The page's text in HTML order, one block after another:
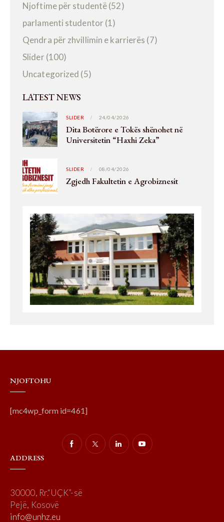
Njoftime për studentë(52)
parlamenti studentor (1)
Qendra për zhvillimin e karrierës (7)
Slider (100)
Uncategorized (5)
LATEST NEWS
SLIDER 24/04/2026
Dita Botërore e Tokës shënohet në
Universitetin “Haxhi Zeka”
SLIDER 08/04/2026
Zgjedh Fakultetin e Agrobiznesit
NJOFTOHU
[mc4wp_form id=461]
ADDRESS
30000, Rr.“UÇK”-së
Pejë, Kosovë
info@unhz.eu